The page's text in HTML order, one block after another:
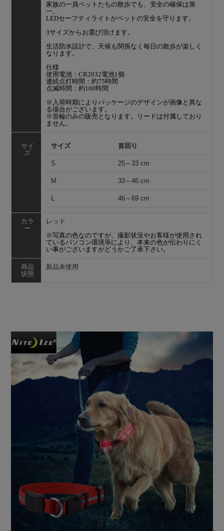
家族の一員ペットたちの散歩でも、安全の確保は第
一。
LEDセーフティライトがペットの安全を守ります。
3サイズからお選び頂けます。
生活防水設計で、天候も関係なく毎日の散歩が楽しく
なります。
仕様
使用電池：CR2032電池1個
連続点灯時間：約75時間
点滅時間：約100時間
※入荷時期によりパッケージのデザインが画像と異な
る場合がございます。
※首輪のみの販売となります。リードは付属しており
ません。
サイ
ズ
サイズ 首回り
S 25～33 cm
M 33～46 cm
L 46～69 cm
カラ
ー
レッド
※写真の色なのですが、撮影状況やお客様が使用され
ているパソコン環境等により、本来の色が伝わりにく
い事がございますがどうかご了承下さい。
商品
状態
新品未使用